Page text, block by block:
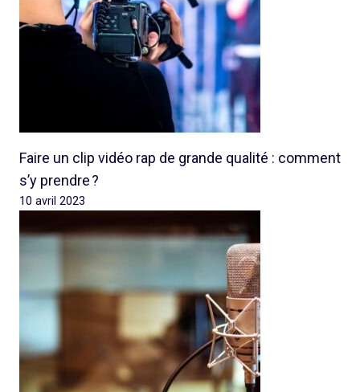
Faire un clip vidéo rap de grande qualité : comment
s’y prendre ?
10 avril 2023